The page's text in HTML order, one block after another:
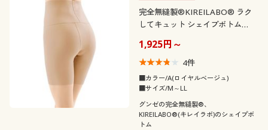
完全無縫製®KIREILABO® ラク
してキュット シェイプボトム
1,925円～
4件
■カラー/A(ロイヤルベージュ)
■サイズ/M～LL
グンゼの完全無縫製®、
KIREILABO®(キレイラボ)のシェイプボ
トム